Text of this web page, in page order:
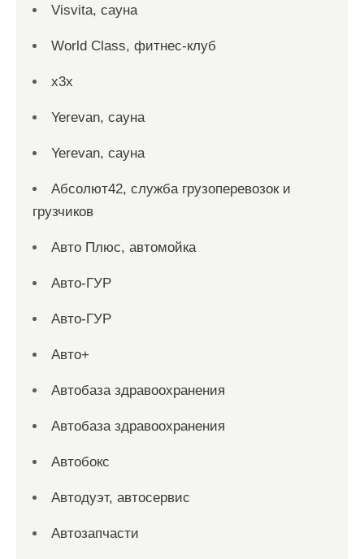
Visvita, сауна
World Class, фитнес-клуб
x3x
Yerevan, сауна
Yerevan, сауна
Абсолют42, служба грузоперевозок и
грузчиков
Авто Плюс, автомойка
Авто-ГУР
Авто-ГУР
Авто+
Автобаза здравоохранения
Автобаза здравоохранения
Автобокс
Автодуэт, автосервис
Автозапчасти